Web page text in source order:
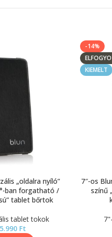
„oldalra nyíló”
ban forgatható /
tablet bőrtok
tablet tokok
5.990 Ft
-14%
KIEMELT
7″-os
színű